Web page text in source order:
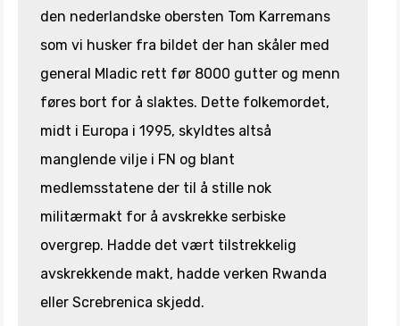
den nederlandske obersten Tom Karremans
som vi husker fra bildet der han skåler med
general Mladic rett før 8000 gutter og menn
føres bort for å slaktes. Dette folkemordet,
midt i Europa i 1995, skyldtes altså
manglende vilje i FN og blant
medlemsstatene der til å stille nok
militærmakt for å avskrekke serbiske
overgrep. Hadde det vært tilstrekkelig
avskrekkende makt, hadde verken Rwanda
eller Screbrenica skjedd.